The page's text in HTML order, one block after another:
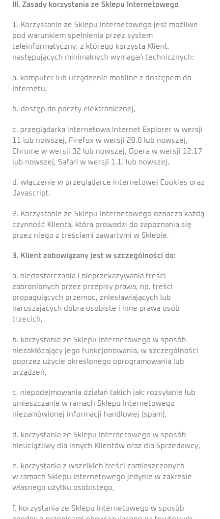
III. Zasady korzystania ze Sklepu Internetowego
1. Korzystanie ze Sklepu Internetowego jest możliwe
pod warunkiem spełnienia przez system
teleinformatyczny, z którego korzysta Klient,
następujących minimalnych wymagań technicznych:
a. komputer lub urządzenie mobilne z dostępem do
Internetu,
b. dostęp do poczty elektronicznej,
c. przeglądarka internetowa Internet Explorer w wersji
11 lub nowszej, Firefox w wersji 28.0 lub nowszej,
Chrome w wersji 32 lub nowszej, Opera w wersji 12.17
lub nowszej, Safari w wersji 1.1. lub nowszej,
d. włączenie w przeglądarce internetowej Cookies oraz
Javascript.
2. Korzystanie ze Sklepu Internetowego oznacza każdą
czynność Klienta, która prowadzi do zapoznania się
przez niego z treściami zawartymi w Sklepie.
3. Klient zobowiązany jest w szczególności do:
a. niedostarczania i nieprzekazywania treści
zabronionych przez przepisy prawa, np. treści
propagujących przemoc, zniesławiających lub
naruszających dobra osobiste i inne prawa osób
trzecich,
b. korzystania ze Sklepu Internetowego w sposób
niezakłócający jego funkcjonowania, w szczególności
poprzez użycie określonego oprogramowania lub
urządzeń,
c. niepodejmowania działań takich jak: rozsyłanie lub
umieszczanie w ramach Sklepu Internetowego
niezamówionej informacji handlowej (spam),
d. korzystania ze Sklepu Internetowego w sposób
nieuciążliwy dla innych Klientów oraz dla Sprzedawcy,
e. korzystania z wszelkich treści zamieszczonych
w ramach Sklepu Internetowego jedynie w zakresie
własnego użytku osobistego,
f. korzystania ze Sklepu Internetowego w sposób